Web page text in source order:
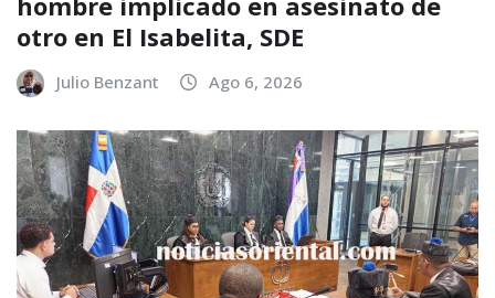
otro en El Isabelita, SDE
Julio Benzant Ago 6, 2026